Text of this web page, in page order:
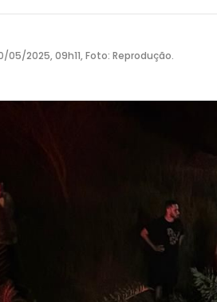
05/2025, 09h11, Foto: Reprodução.